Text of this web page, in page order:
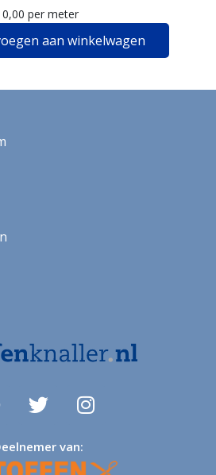
per meter
aan winkelwagen
van: